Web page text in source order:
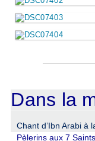
Dans la
Chant d’Ibn Arabi à
Pèlerins aux 7